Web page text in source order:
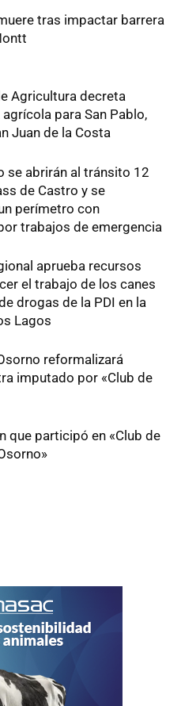
tras impactar barrera
Agricultura decreta
para San Pablo,
Juan de la Costa
se abrirán al tránsito 12
de Castro y se
perímetro con
trabajos de emergencia
aprueba recursos
el trabajo de los canes
drogas de la PDI en la
Lagos
reformalizará
imputado por «Club de
que participó en «Club de